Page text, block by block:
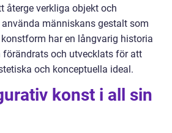
återge verkliga objekt och
människans gestalt som
har en långvarig historia
förändrats och utvecklats för att
och konceptuella ideal.
konst i all sin